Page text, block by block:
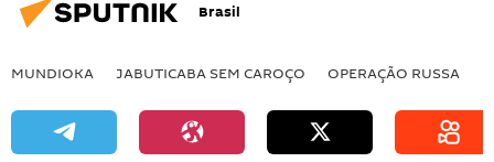
Brasil
MUNDIOKA JABUTICABA SEM CAROÇO OPERAÇÃO RUSSA